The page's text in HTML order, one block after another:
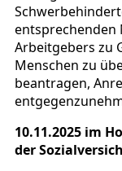
entsprechenden
Arbeitgebers zu
Menschen zu
beantragen,
10.11.2025 im
der